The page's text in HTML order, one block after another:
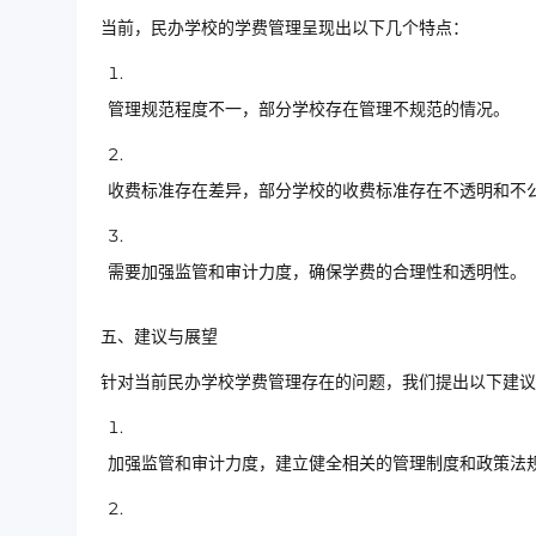
当前，民办学校的学费管理呈现出以下几个特点：
管理规范程度不一，部分学校存在管理不规范的情况。
收费标准存在差异，部分学校的收费标准存在不透明和不
需要加强监管和审计力度，确保学费的合理性和透明性。
五、建议与展望
针对当前民办学校学费管理存在的问题，我们提出以下建议
加强监管和审计力度，建立健全相关的管理制度和政策法